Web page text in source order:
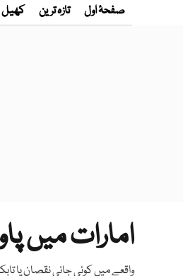
صفحۂ اول تازہ ترین کھیل
امارات میں
واقعے میں کوئی جانی نقصان یا